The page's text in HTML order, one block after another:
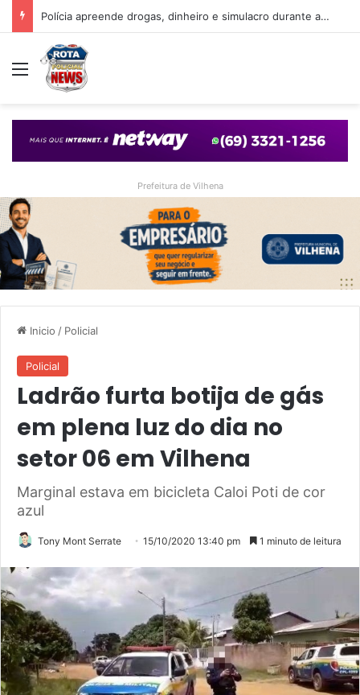
Polícia apreende drogas, dinheiro e simulacro durante ação no bairro Alto Alegre, em Vilhena
Menu
Prefeitura de Vilhena
Inicio / Policial
Policial
Ladrão furta botija de gás
em plena luz do dia no
setor 06 em Vilhena
Marginal estava em bicicleta Caloi Poti de cor
azul
Tony Mont Serrate 15/10/2020 13:40 pm 1 minuto de leitura